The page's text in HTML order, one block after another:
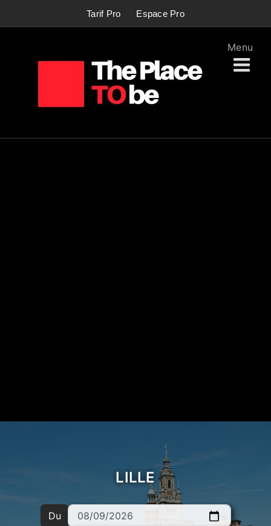
Tarif Pro Espace Pro
LILLE
Du